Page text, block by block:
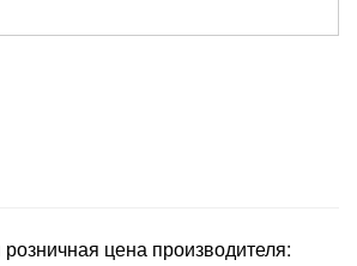
цена производителя: